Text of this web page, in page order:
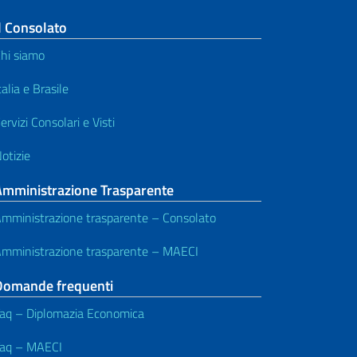
Consolato
siamo
e Brasile
Consolari e Visti
Trasparente
trasparente – Consolato
trasparente – MAECI
frequenti
– Diplomazia Economica
– MAECI